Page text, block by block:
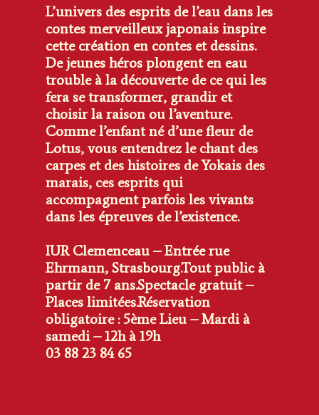
L’univers des esprits de l’eau dans les
contes merveilleux japonais inspire
cette création en contes et dessins.
De jeunes héros plongent en eau
trouble à la découverte de ce qui les
fera se transformer, grandir et
choisir la raison ou l’aventure.
Comme l’enfant né d’une fleur de
Lotus, vous entendrez le chant des
carpes et des histoires de Yokais des
marais, ces esprits qui
accompagnent parfois les vivants
dans les épreuves de l’existence.
IUR Clemenceau – Entrée rue
Ehrmann, Strasbourg.Tout public à
partir de 7 ans.Spectacle gratuit –
Places limitées.Réservation
obligatoire : 5ème Lieu – Mardi à
samedi – 12h à 19h
03 88 23 84 65